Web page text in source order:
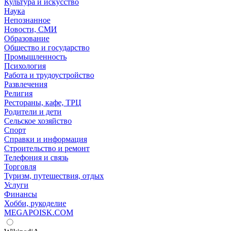
Культура и искусство
Наука
Непознанное
Новости, СМИ
Образование
Общество и государство
Промышленность
Психология
Работа и трудоустройство
Развлечения
Религия
Рестораны, кафе, ТРЦ
Родители и дети
Сельское хозяйство
Спорт
Справки и информация
Строительство и ремонт
Телефония и связь
Торговля
Туризм, путешествия, отдых
Услуги
Финансы
Хобби, рукоделие
MEGAPOISK.COM